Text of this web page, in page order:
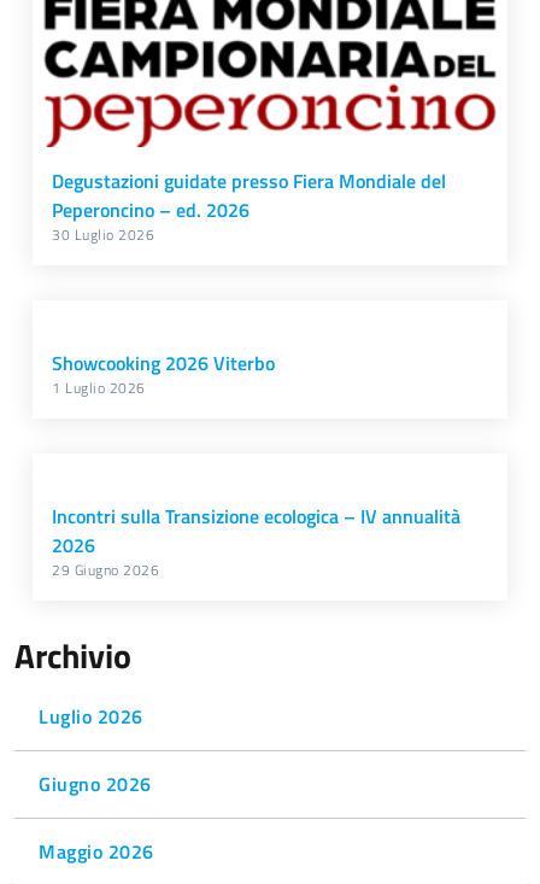
Degustazioni guidate presso Fiera Mondiale del
Peperoncino – ed. 2026
30 Luglio 2026
Showcooking 2026 Viterbo
1 Luglio 2026
Incontri sulla Transizione ecologica – IV annualità
2026
29 Giugno 2026
Archivio
Luglio 2026
Giugno 2026
Maggio 2026